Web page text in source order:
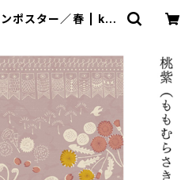
ンポスター／春 | kic